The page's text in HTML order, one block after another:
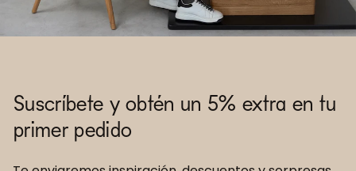
Suscríbete y obtén un 5% extra en tu
primer pedido